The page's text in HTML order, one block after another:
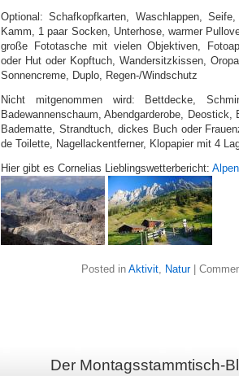
Optional: Schafkopfkarten, Waschlappen,
Kamm, 1 paar Socken, Unterhose, warmer
große Fototasche mit vielen Objektiven,
oder Hut oder Kopftuch, Wandersitzkissen,
Sonnencreme, Duplo, Regen-/Windschutz
Nicht mitgenommen wird: Bettdecke,
Badewannenschaum, Abendgarderobe, Deostick,
Badematte, Strandtuch, dickes Buch oder
de Toilette, Nagellackentferner, Klopapier mit 4
Hier gibt es Cornelias Lieblingswetterbericht:
Posted in Aktivit, Natur|
Der Montagsstammtisch-